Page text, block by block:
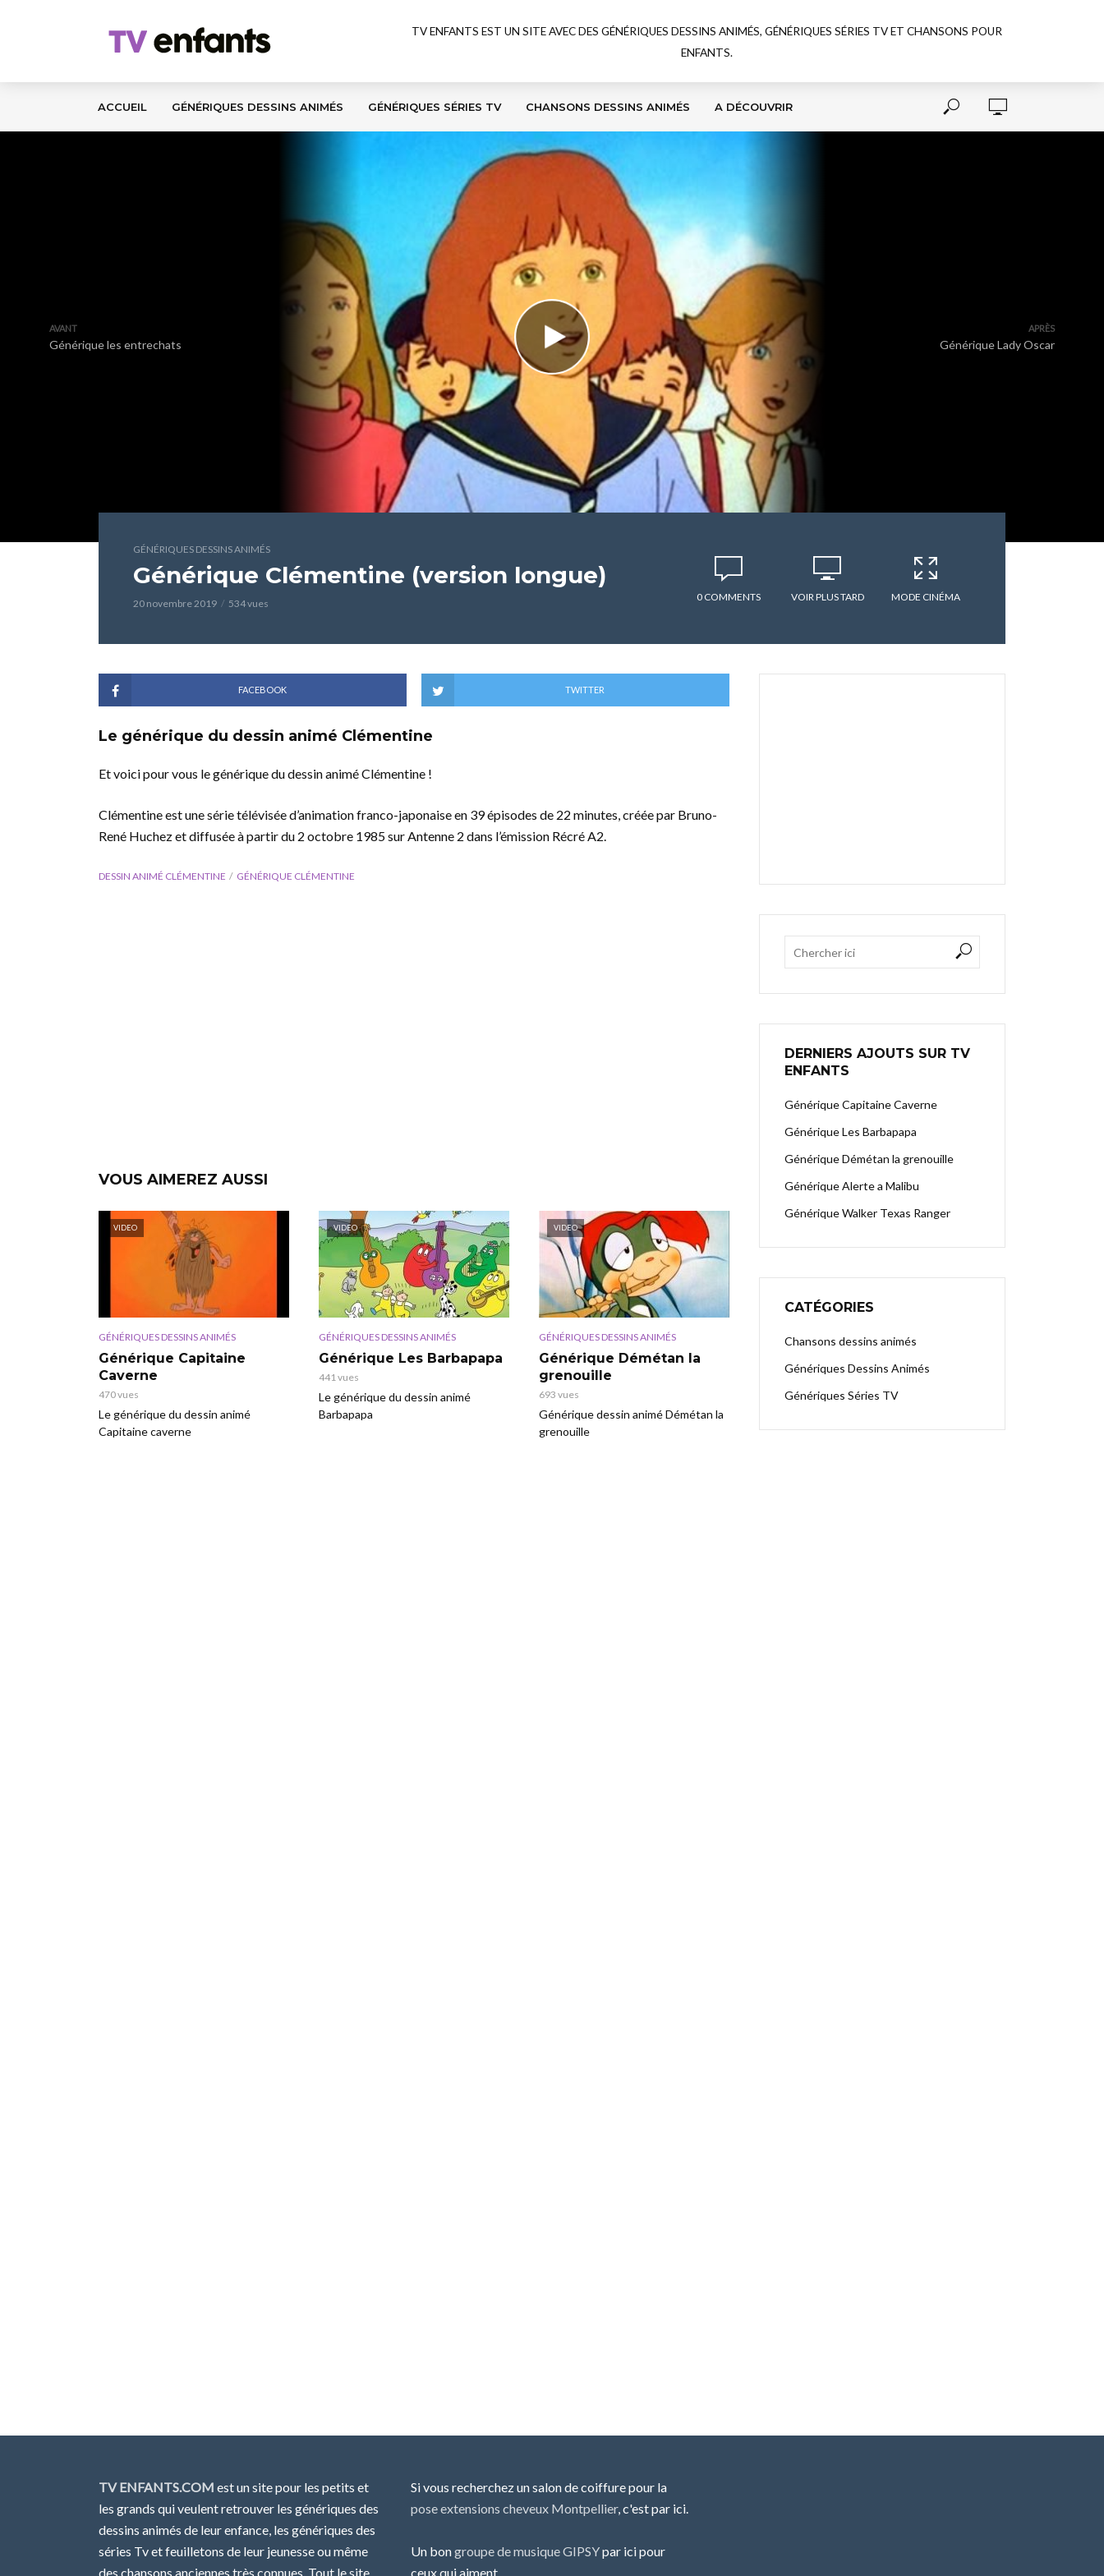
TV ENFANTS EST UN SITE AVEC DES GÉNÉRIQUES DESSINS ANIMÉS, GÉNÉRIQUES SÉRIES TV ET CHANSONS POUR
ENFANTS.
ACCUEIL GÉNÉRIQUES DESSINS ANIMÉS GÉNÉRIQUES SÉRIES TV CHANSONS DESSINS ANIMÉS A DÉCOUVRIR
AVANT
Générique les entrechats
APRÈS
Générique Lady Oscar
GÉNÉRIQUES DESSINS ANIMÉS
Générique Clémentine (version longue)
20 novembre 2019 534 vues
0 COMMENTS VOIR PLUS TARD MODE CINÉMA
FACEBOOK TWITTER
Le générique du dessin animé Clémentine
Et voici pour vous le générique du dessin animé Clémentine !
Clémentine est une série télévisée d’animation franco-japonaise en 39 épisodes de 22 minutes, créée par Bruno-
René Huchez et diffusée à partir du 2 octobre 1985 sur Antenne 2 dans l’émission Récré A2.
DESSIN ANIMÉ CLÉMENTINE GÉNÉRIQUE CLÉMENTINE
VOUS AIMEREZ AUSSI
VIDEO
GÉNÉRIQUES DESSINS ANIMÉS
Générique Capitaine
Caverne
470 vues
Le générique du dessin animé
Capitaine caverne
VIDEO
GÉNÉRIQUES DESSINS ANIMÉS
Générique Les Barbapapa
441 vues
Le générique du dessin animé
Barbapapa
VIDEO
GÉNÉRIQUES DESSINS ANIMÉS
Générique Démétan la
grenouille
693 vues
Générique dessin animé Démétan la
grenouille
DERNIERS AJOUTS SUR TV
ENFANTS
Générique Capitaine Caverne
Générique Les Barbapapa
Générique Démétan la grenouille
Générique Alerte a Malibu
Générique Walker Texas Ranger
CATÉGORIES
Chansons dessins animés
Génériques Dessins Animés
Génériques Séries TV
TV ENFANTS.COM est un site pour les petits et
les grands qui veulent retrouver les génériques des
dessins animés de leur enfance, les génériques des
séries Tv et feuilletons de leur jeunesse ou même
des chansons anciennes très connues. Tout le site
Si vous recherchez un salon de coiffure pour la
pose extensions cheveux Montpellier, c'est par ici.
Un bongroupe de musique GIPSYpar ici pour
ceux qui aiment